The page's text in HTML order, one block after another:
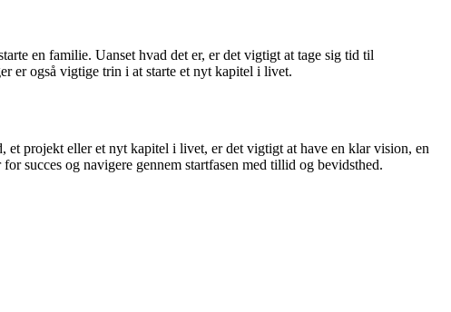
en familie. Uanset hvad det er, er det vigtigt at tage sig tid til
er også vigtige trin i at starte et nyt kapitel i livet.
et projekt eller et nyt kapitel i livet, er det vigtigt at have en klar vision, en
succes og navigere gennem startfasen med tillid og bevidsthed.